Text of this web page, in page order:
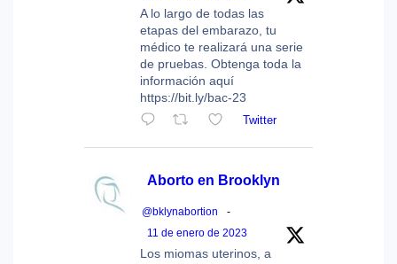
A lo largo de todas las
etapas del embarazo, tu
médico te realizará una serie
de pruebas. Obtenga toda la
información aquí
https://bit.ly/bac-23
Twitter
Aborto en Brooklyn
@bklynabortion
-
11 de enero de 2023
Los miomas uterinos, a